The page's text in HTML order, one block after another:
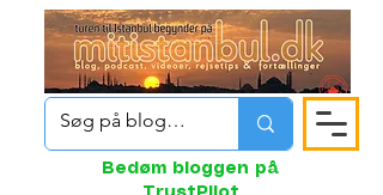
Bedøm bloggen på